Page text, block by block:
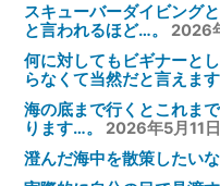
スキューバーダイビング
と言われるほど…。
2026
何に対してもビギナーと
らなくて当然だと言えます
海の底まで行くとこれま
ります…。
2026年5月11日
澄んだ海中を散策したいな